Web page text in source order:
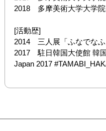
2018　多摩美術大学大学
[活動歴]
2014　三人展「ふなでなふ
2017　駐日韓国大使館 韓
Japan 2017